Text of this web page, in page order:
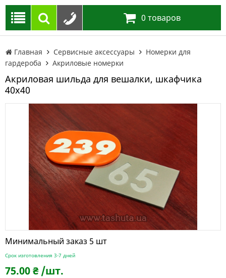
0 товаров
Главная Сервисные аксессуары
Номерки для
гардероба
Акриловые номерки
Акриловая шильда для вешалки, шкафчика
40х40
Минимальный заказ 5 шт
Срок изготовления 3-7 дней
75.00₴ /шт.